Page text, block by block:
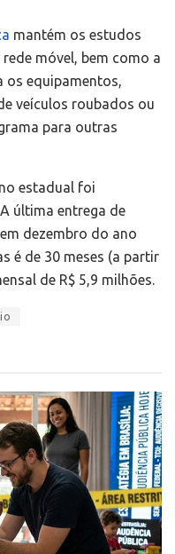
mantém os estudos
móvel, bem como a
os equipamentos,
veículos roubados ou
para outras
estadual foi
última entrega de
dezembro do ano
é de 30 meses (a partir
de R$ 5,9 milhões.